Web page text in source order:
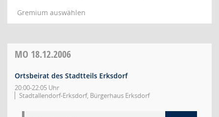
Gremium auswählen
MO 18.12.2006
Ortsbeirat des Stadtteils Erksdorf
20:00-22:05 Uhr
Stadtallendorf-Erksdorf, Bürgerhaus Erksdorf